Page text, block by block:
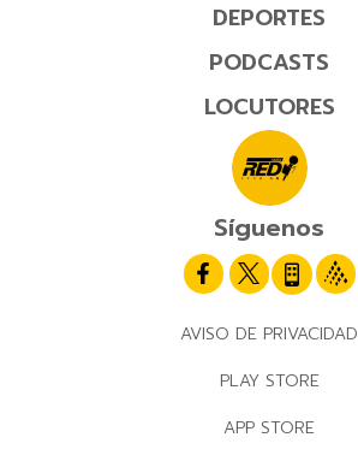
DEPORTES
PODCASTS
LOCUTORES
Síguenos
AVISO DE PRIVACIDAD
PLAY STORE
APP STORE